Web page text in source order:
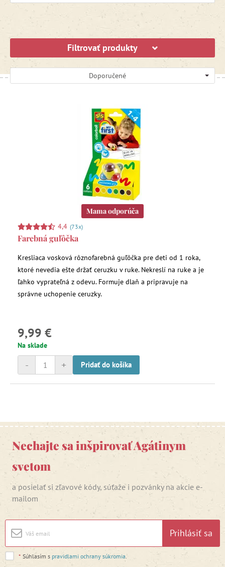
Filtrovať produkty
Doporučené
Mama odporúča
4,4 (73x)
Farebná guľôčka
Kresliaca vosková rôznofarebná guľôčka pre deti od 1 roka,
ktoré nevedia ešte držať ceruzku v ruke. Nekreslí na ruke a je
ľahko vyprateľná z odevu. Formuje dlaň a pripravuje na
správne uchopenie ceruzky.
9,99 €
Na sklade
+
- Pridať do košíka
Nechajte sa inšpirovať Agátinym
svetom
a posielať si zľavové kódy, súťaže i pozvánky na akcie e-
mailom
Prihlásiť sa
* Súhlasím s pravidlami ochrany súkromia.